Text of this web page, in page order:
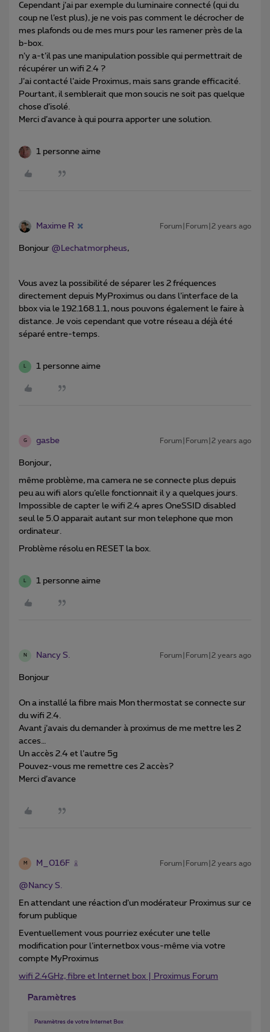
Cependant j’ai par exemple du luminaire connecté (qui du
coup ne l’est plus), je ne vois pas comment le décrocher de
mes plafonds ou de mes murs pour les ramener près de la
b-box.
n’y a-t’il pas une manipulation possible qui permettrait de
récupérer un wifi 2.4 ?
J’ai contacté l’aide Proximus, mais sans grande efficacité.
Pourtant, il semblerait que mon soucis ne soit pas quelque
chose d’isolé.
Merci d’avance à qui pourra apporter une solution.
1 personne aime
Maxime R Forum|Forum|2 years ago
Bonjour @Lechatmorpheus,
Vous avez la possibilité de séparer les 2 fréquences
directement depuis MyProximus ou dans l’interface de la
bbox via le 192.168.1.1, nous pouvons également le faire à
distance. Je vois cependant que votre réseau a déjà été
séparé entre-temps.
L 1 personne aime
G gasbe Forum|Forum|2 years ago
Bonjour,
même problème, ma camera ne se connecte plus depuis
peu au wifi alors qu’elle fonctionnait il y a quelques jours.
Impossible de capter le wifi 2.4 apres OneSSID disabled
seul le 5.0 apparait autant sur mon telephone que mon
ordinateur.
Problème résolu en RESET la box.
L 1 personne aime
N Nancy S. Forum|Forum|2 years ago
Bonjour
On a installé la fibre mais Mon thermostat se connecte sur
du wifi 2.4.
Avant j’avais du demander à proximus de me mettre les 2
acces…
Un accès 2.4 et l’autre 5g
Pouvez-vous me remettre ces 2 accès?
Merci d’avance
M M_016F Forum|Forum|2 years ago
@Nancy S.
En attendant une réaction d’un modérateur Proximus sur ce
forum publique
Eventuellement vous pourriez exécuter une telle
modification pour l’internetbox vous-même via votre
compte MyProximus
wifi 2.4GHz, fibre et Internet box | Proximus Forum